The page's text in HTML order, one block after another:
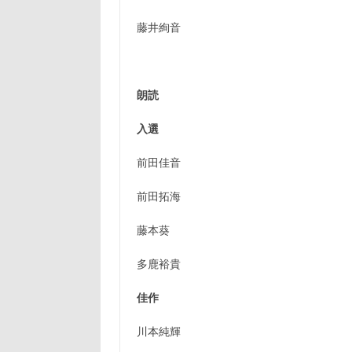
藤井絢音
朗読
入選
前田佳音
前田拓海
藤本葵
多鹿裕貴
佳作
川本純輝